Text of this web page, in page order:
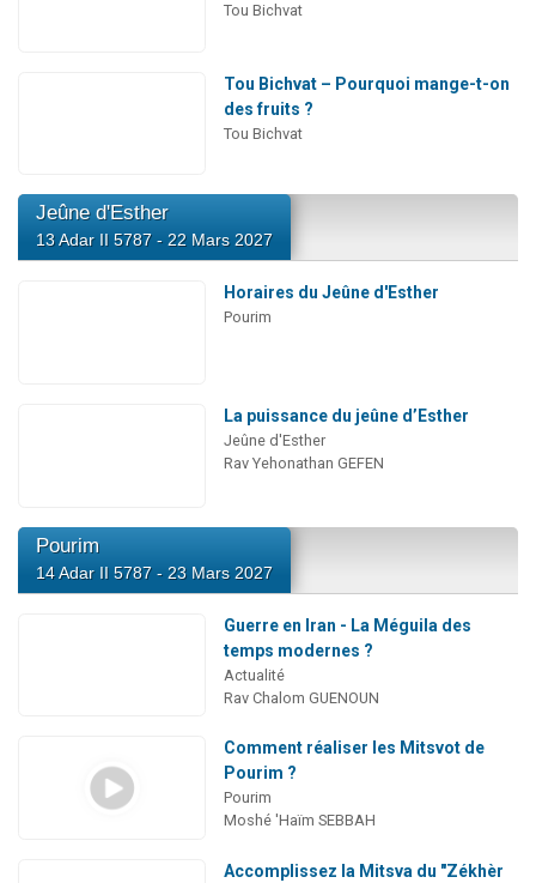
Tou Bichvat
Tou Bichvat – Pourquoi mange-t-on
des fruits ?
Tou Bichvat
Jeûne d'Esther
13 Adar II 5787 - 22 Mars 2027
Horaires du Jeûne d'Esther
Pourim
La puissance du jeûne d’Esther
Jeûne d'Esther
Rav Yehonathan GEFEN
Pourim
14 Adar II 5787 - 23 Mars 2027
Guerre en Iran - La Méguila des
temps modernes ?
Actualité
Rav Chalom GUENOUN
Comment réaliser les Mitsvot de
Pourim ?
Pourim
Moshé 'Haïm SEBBAH
Accomplissez la Mitsva du "Zékhèr